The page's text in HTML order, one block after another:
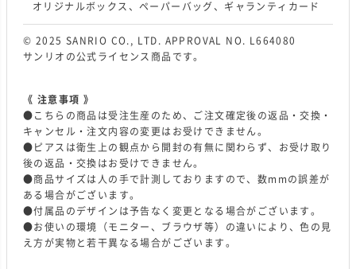
オリジナルボックス、ペーパーバッグ、ギャランティカード
© 2025 SANRIO CO., LTD. APPROVAL NO. L664080
サンリオの公式ライセンス商品です。
《 注意事項 》
●こちらの商品は受注生産のため、ご注文確定後の返品・交換・
キャンセル・注文内容の変更はお受けできません。
●ピアスは衛生上の観点から開封の有無に関わらず、お受け取り
後の返品・交換はお受けできません。
●商品サイズは人の手で計測しておりますので、数mmの誤差が
ある場合がございます。
●付属品のデザインは予告なく変更となる場合がございます。
●お使いの環境（モニター、ブラウザ等）の違いにより、色の見
え方が実物と若干異なる場合がございます。